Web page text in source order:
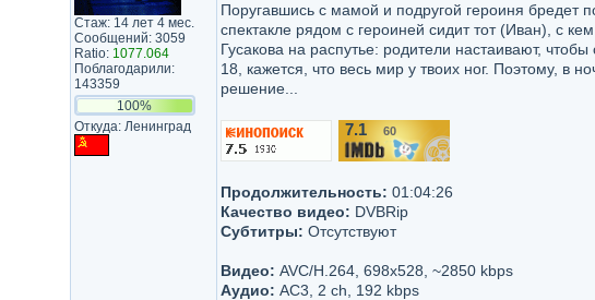
Стаж: 14 лет 4 мес.
Сообщений: 3059
Ratio: 1077.064
Поблагодарили:
143359
100%
Откуда: Ленинград
Поругавшись с мамой и подругой героиня бредет
спектакле рядом с героиней сидит тот (Иван), с
Гусакова на распутье: родители настаивают,
18, кажется, что весь мир у твоих ног. Поэтому, в
решение...
7.1/10 60
Продолжительность: 01:04:26
Качество видео: DVBRip
Субтитры: Отсутствуют
Видео: AVC/H.264, 698x528, ~2850 kbps
Аудио: AC3, 2 ch, 192 kbps